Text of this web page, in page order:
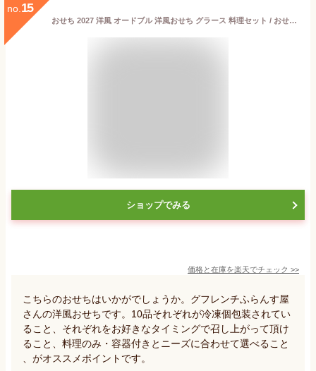
no. 15
おせち 2027 洋風 オードブル 洋風おせち グラース 料理セット / おせち料理 おつまみ フレンチ ふらんす屋 10品 1人前 2人前 一段重 冷凍 個包装
ショップでみる
価格と在庫を楽天でチェック >>
こちらのおせちはいかがでしょうか。グフレンチふらんす屋
さんの洋風おせちです。10品それぞれが冷凍個包装されてい
ること、それぞれをお好きなタイミングで召し上がって頂け
ること、料理のみ・容器付きとニーズに合わせて選べること
、がオススメポイントです。